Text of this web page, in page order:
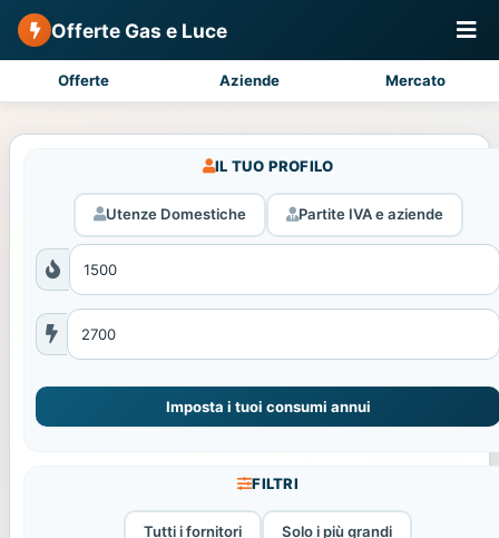
Offerte Gas e Luce
Offerte Aziende Mercato
IL TUO PROFILO
Utenze Domestiche Partite IVA e aziende
Imposta i tuoi consumi annui
FILTRI
Tutti i fornitori Solo i più grandi